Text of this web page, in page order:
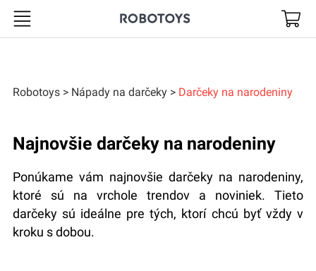
Robotoys
Robotoys Nápady na darčeky Darčeky na narodeniny
Najnovšie darčeky na narodeniny
Ponúkame vám najnovšie darčeky na narodeniny,
ktoré sú na vrchole trendov a noviniek. Tieto
darčeky sú ideálne pre tých, ktorí chcú byť vždy v
kroku s dobou.